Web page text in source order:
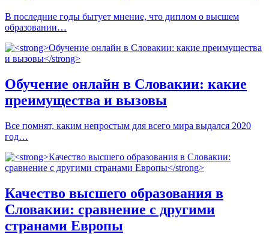
В последние годы бытует мнение, что диплом о высшем
образовании…
Обучение онлайн в Словакии: какие
преимущества и вызовы
Все помнят, каким непростым для всего мира выдался 2020
год…
Качество высшего образования в
Словакии: сравнение с другими
странами Европы